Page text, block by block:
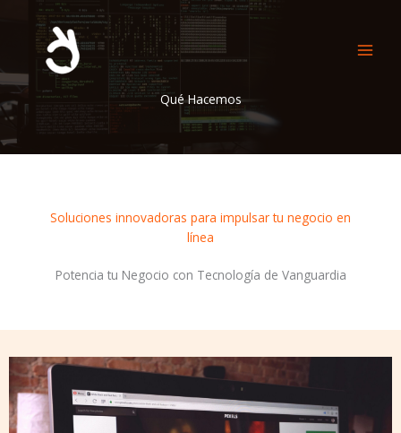
contenido
Qué Hacemos
Soluciones innovadoras para impulsar tu negocio en
línea
Potencia tu Negocio con Tecnología de Vanguardia